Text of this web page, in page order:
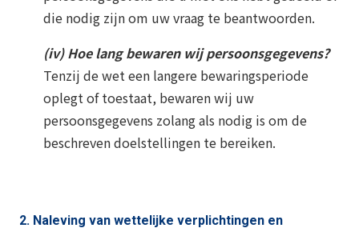
die nodig zijn om uw vraag te beantwoorden.
(iv) Hoe lang bewaren wij persoonsgegevens?
Tenzij de wet een langere bewaringsperiode
oplegt of toestaat, bewaren wij uw
persoonsgegevens zolang als nodig is om de
beschreven doelstellingen te bereiken.
2. Naleving van wettelijke verplichtingen en